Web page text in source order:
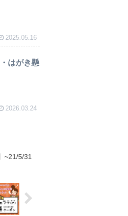
2025.05.16
はがき懸
2026.03.24
~21/5/31